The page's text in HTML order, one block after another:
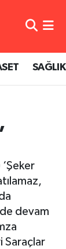
SAĞLIK
de devam
Saraçlar